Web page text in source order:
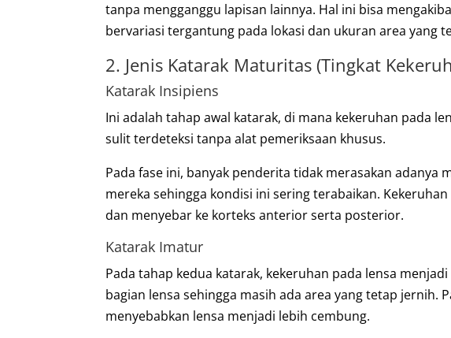
tanpa mengganggu lapisan lainnya. Hal ini bisa
bervariasi tergantung pada lokasi dan ukuran area yang
2. Jenis Katarak Maturitas (Tingkat
Katarak Insipiens
Ini adalah tahap awal katarak, di mana kekeruhan pada
sulit terdeteksi tanpa alat pemeriksaan khusus.
Pada fase ini, banyak penderita tidak merasakan adanya
mereka sehingga kondisi ini sering terabaikan.
dan menyebar ke korteks anterior serta posterior.
Katarak Imatur
Pada tahap kedua katarak, kekeruhan pada lensa
bagian lensa sehingga masih ada area yang tetap jernih.
menyebabkan lensa menjadi lebih cembung.